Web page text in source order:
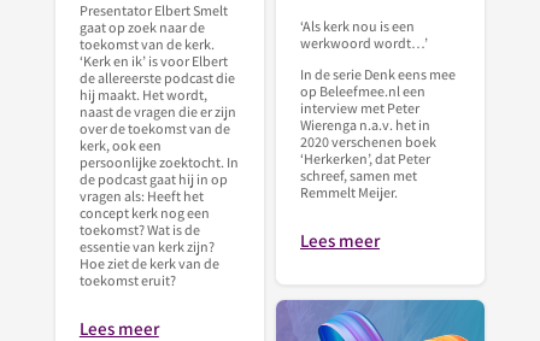
Presentator Elbert Smelt
gaat op zoek naar de
toekomst van de kerk.
‘Kerk en ik’ is voor Elbert
de allereerste podcast die
hij maakt. Het wordt,
naast de vragen die er zijn
over de toekomst van de
kerk, ook een
persoonlijke zoektocht. In
de podcast gaat hij in op
vragen als: Heeft het
concept kerk nog een
toekomst? Wat is de
essentie van kerk zijn?
Hoe ziet de kerk van de
toekomst eruit?
Lees meer
‘Als kerk nou is een
werkwoord wordt…’
In de serie Denk eens mee
op Beleefmee.nl een
interview met Peter
Wierenga n.a.v. het in
2020 verschenen boek
‘Herkerken’, dat Peter
schreef, samen met
Remmelt Meijer.
Lees meer